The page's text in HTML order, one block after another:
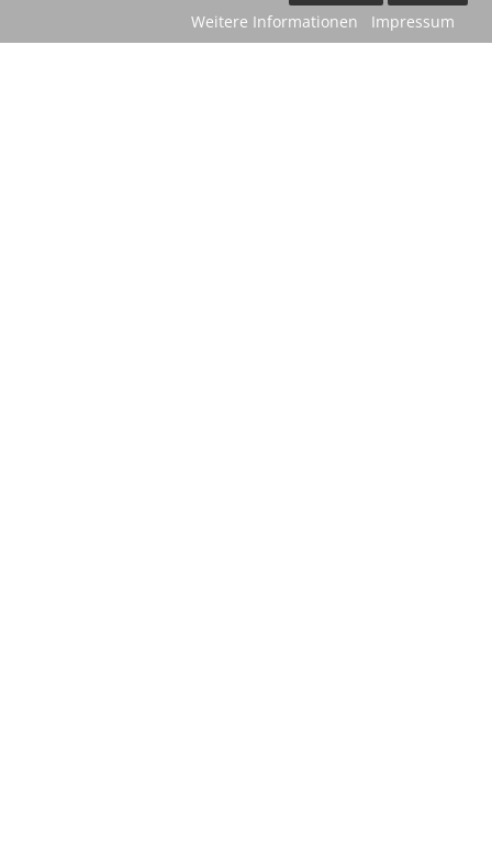
Weitere Informationen Impressum